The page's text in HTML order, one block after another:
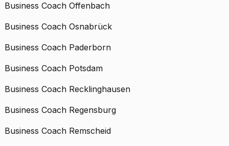
Business Coach Offenbach
Business Coach Osnabrück
Business Coach Paderborn
Business Coach Potsdam
Business Coach Recklinghausen
Business Coach Regensburg
Business Coach Remscheid